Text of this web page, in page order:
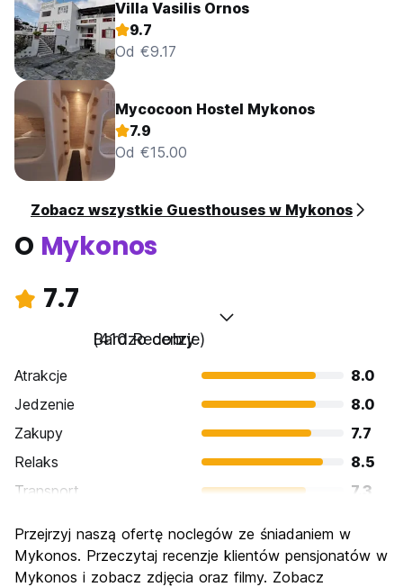
Villa Vasilis Ornos
9.7
Od €9.17
Mycocoon Hostel Mykonos
7.9
Od €15.00
Zobacz wszystkie Guesthouses w Mykonos
O Mykonos
7.7
Bardzo dobry
(410 Recenzje)
Atrakcje
8.0
Jedzenie
8.0
Zakupy
7.7
Relaks
8.5
Transport
7.3
Kultura
7.0
Imprezy
Przejrzyj naszą ofertę noclegów ze śniadaniem w
Mykonos. Przeczytaj recenzje klientów pensjonatów w
Mykonos i zobacz zdjęcia oraz filmy. Zobacz